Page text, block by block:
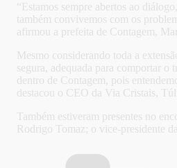
“Estamos sempre abertos ao
também convivemos com os
afirmou a prefeita de Contagem,
Mesmo considerando toda a
segura, adequada para comportar o
dentro de Contagem, pois
destacou o CEO da Via Cristais,
Também estiveram presentes no
Rodrigo Tomaz; o vice-presidente